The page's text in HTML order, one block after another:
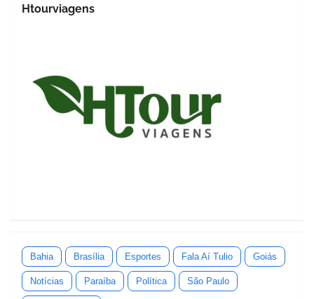
Htourviagens
Bahia Brasília Esportes Fala Aí Tulio Goiás
Notícias Paraíba Política São Paulo